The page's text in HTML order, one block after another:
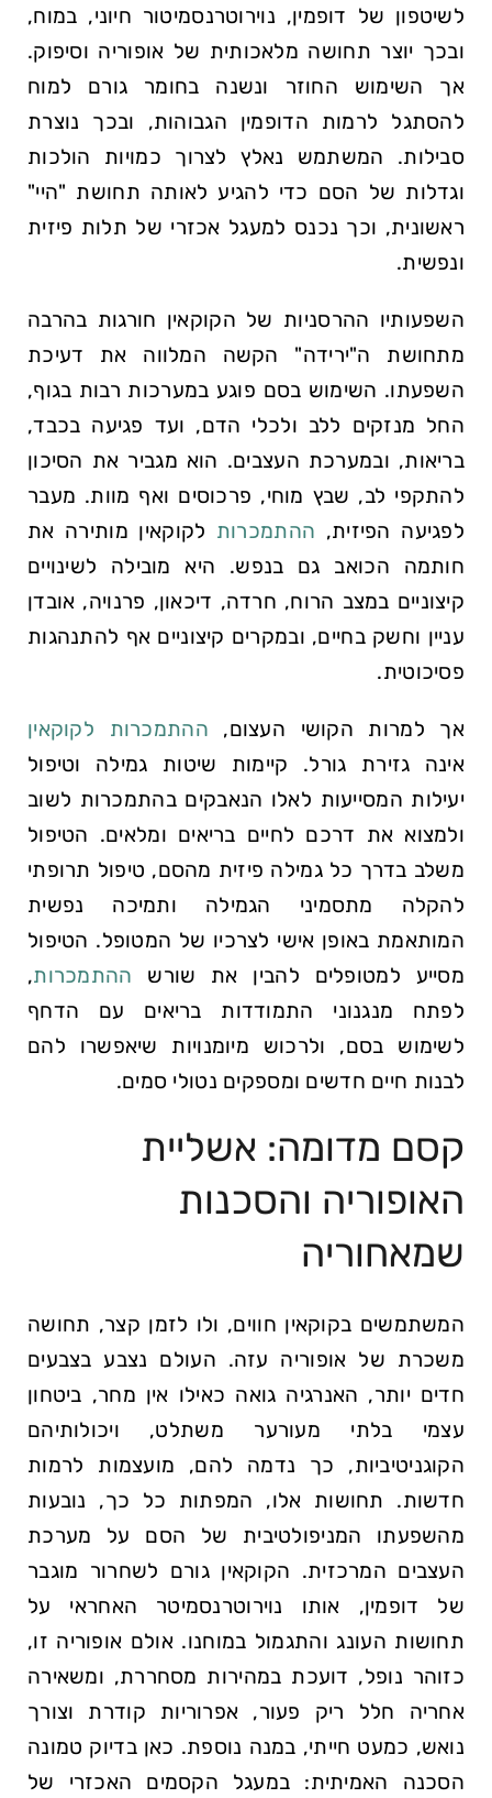
לשיטפון של דופמין, נוירוטרנסמיטור חיוני, במוח,
ובכך יוצר תחושה מלאכותית של אופוריה וסיפוק.
אך השימוש החוזר ונשנה בחומר גורם למוח
להסתגל לרמות הדופמין הגבוהות, ובכך נוצרת
סבילות. המשתמש נאלץ לצרוך כמויות הולכות
וגדלות של הסם כדי להגיע לאותה תחושת "היי"
ראשונית, וכך נכנס למעגל אכזרי של תלות פיזית
ונפשית.
השפעותיו ההרסניות של הקוקאין חורגות בהרבה
מתחושת ה"ירידה" הקשה המלווה את דעיכת
השפעתו. השימוש בסם פוגע במערכות רבות בגוף,
החל מנזקים ללב ולכלי הדם, ועד פגיעה בכבד,
בריאות, ובמערכת העצבים. הוא מגביר את הסיכון
להתקפי לב, שבץ מוחי, פרכוסים ואף מוות. מעבר
לפגיעה הפיזית, ההתמכרות לקוקאין מותירה את
חותמה הכואב גם בנפש. היא מובילה לשינויים
קיצוניים במצב הרוח, חרדה, דיכאון, פרנויה, אובדן
עניין וחשק בחיים, ובמקרים קיצוניים אף להתנהגות
פסיכוטית.
אך למרות הקושי העצום, ההתמכרות לקוקאין
אינה גזירת גורל. קיימות שיטות גמילה וטיפול
יעילות המסייעות לאלו הנאבקים בהתמכרות לשוב
ולמצוא את דרכם לחיים בריאים ומלאים. הטיפול
משלב בדרך כל גמילה פיזית מהסם, טיפול תרופתי
להקלה מתסמיני הגמילה ותמיכה נפשית
המותאמת באופן אישי לצרכיו של המטופל. הטיפול
מסייע למטופלים להבין את שורש ההתמכרות,
לפתח מנגנוני התמודדות בריאים עם הדחף
לשימוש בסם, ולרכוש מיומנויות שיאפשרו להם
לבנות חיים חדשים ומספקים נטולי סמים.
קסם מדומה: אשליית
האופוריה והסכנות
שמאחוריה
המשתמשים בקוקאין חווים, ולו לזמן קצר, תחושה
משכרת של אופוריה עזה. העולם נצבע בצבעים
חדים יותר, האנרגיה גואה כאילו אין מחר, ביטחון
עצמי בלתי מעורער משתלט, ויכולותיהם
הקוגניטיביות, כך נדמה להם, מועצמות לרמות
חדשות. תחושות אלו, המפתות כל כך, נובעות
מהשפעתו המניפולטיבית של הסם על מערכת
העצבים המרכזית. הקוקאין גורם לשחרור מוגבר
של דופמין, אותו נוירוטרנסמיטר האחראי על
תחושות העונג והתגמול במוחנו. אולם אופוריה זו,
כזוהר נופל, דועכת במהירות מסחררת, ומשאירה
אחריה חלל ריק פעור, אפרוריות קודרת וצורך
נואש, כמעט חייתי, במנה נוספת. כאן בדיוק טמונה
הסכנה האמיתית: במעגל הקסמים האכזרי של